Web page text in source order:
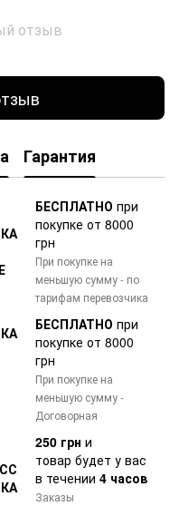
отзыв
Гарантия
БЕСПЛАТНО при
покупке от 8000
грн
При покупке на
меньшую сумму - по
тарифам перевозчика
БЕСПЛАТНО при
покупке от 8000
грн
При покупке на
меньшую сумму -
Договорная
250 грн и
товар будет у вас
в течении 4 часов
Заказы